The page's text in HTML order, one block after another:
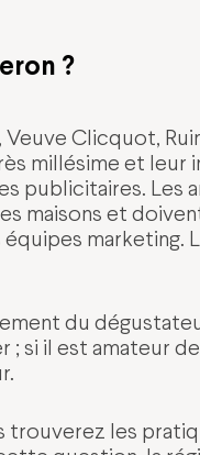
?
Clicquot,
millésime et leur
publicitaires. Les
maisons et
marketing.
du
; si il est amateur
trouverez les